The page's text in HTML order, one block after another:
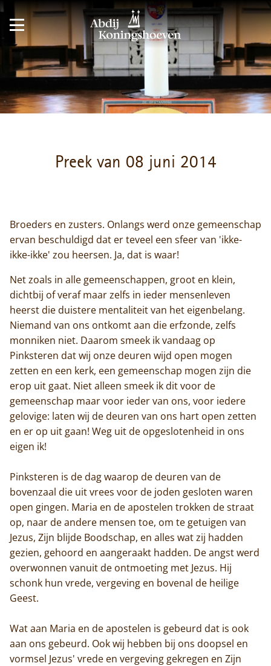
Preek van 08 juni 2014
Broeders en zusters. Onlangs werd onze gemeenschap
ervan beschuldigd dat er teveel een sfeer van 'ikke-
ikke-ikke' zou heersen. Ja, dat is waar!
Net zoals in alle gemeenschappen, groot en klein,
dichtbij of veraf maar zelfs in ieder mensenleven
heerst die duistere mentaliteit van het eigenbelang.
Niemand van ons ontkomt aan die erfzonde, zelfs
monniken niet. Daarom smeek ik vandaag op
Pinksteren dat wij onze deuren wijd open mogen
zetten en een kerk, een gemeenschap mogen zijn die
erop uit gaat. Niet alleen smeek ik dit voor de
gemeenschap maar voor ieder van ons, voor iedere
gelovige: laten wij de deuren van ons hart open zetten
en er op uit gaan! Weg uit de opgeslotenheid in ons
eigen ik!
Pinksteren is de dag waarop de deuren van de
bovenzaal die uit vrees voor de joden gesloten waren
open gingen. Maria en de apostelen trokken de straat
op, naar de andere mensen toe, om te getuigen van
Jezus, Zijn blijde Boodschap, en alles wat zij hadden
gezien, gehoord en aangeraakt hadden. De angst werd
overwonnen vanuit de ontmoeting met Jezus. Hij
schonk hun vrede, vergeving en bovenal de heilige
Geest.
Wat aan Maria en de apostelen is gebeurd dat is ook
aan ons gebeurd. Ook wij hebben bij ons doopsel en
vormsel Jezus' vrede en vergeving gekregen en Zijn